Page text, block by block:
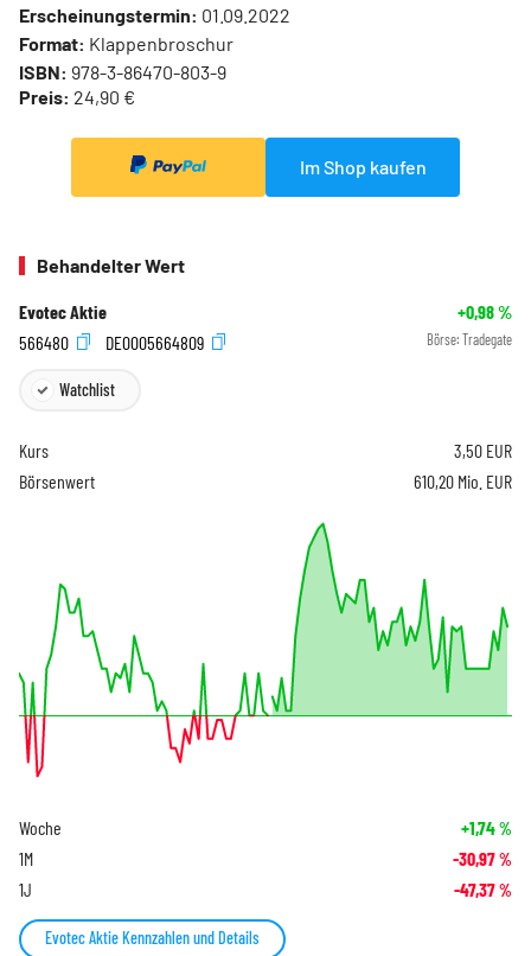
Erscheinungstermin: 01.09.2022
Format: Klappenbroschur
ISBN: 978-3-86470-803-9
Preis: 24,90 €
Im Shop kaufen
Behandelter Wert
Evotec Aktie +0,98%
566480
DE0005664809 Börse: Tradegate
Watchlist
Kurs 3,50 EUR
Börsenwert
610,20 Mio. EUR
Woche +1,74%
1M -30,97%
1J -47,37%
Evotec Aktie Kennzahlen und Details